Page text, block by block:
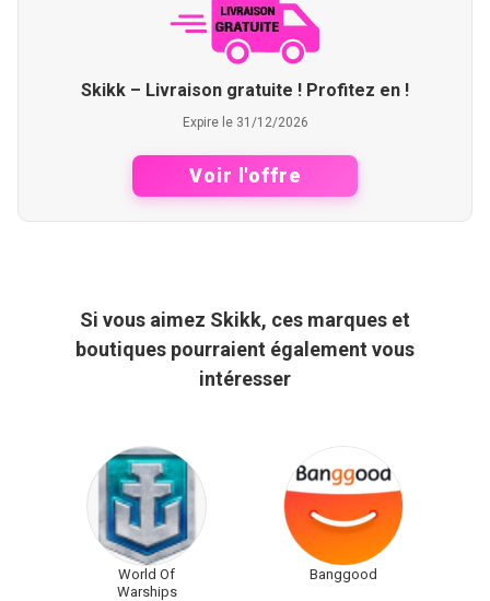
Skikk – Livraison gratuite ! Profitez en !
Expire le 31/12/2026
Voir l'offre
Si vous aimez Skikk, ces marques et
boutiques pourraient également vous
intéresser
World Of
Warships
Banggood